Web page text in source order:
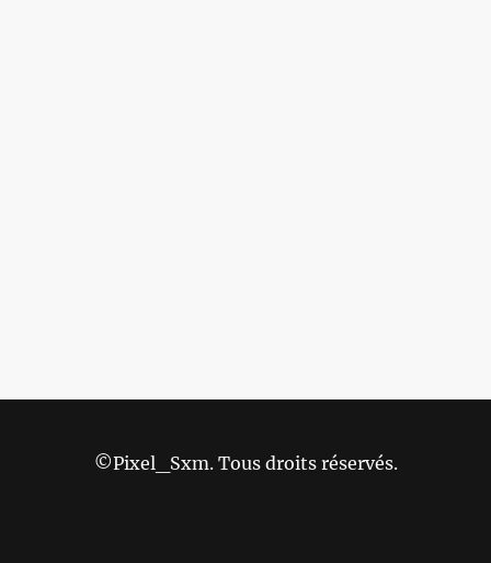
©Pixel_Sxm. Tous droits réservés.